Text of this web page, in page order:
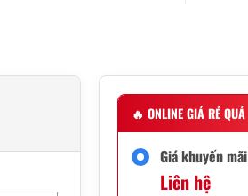
🔥 ONLINE GIÁ RẺ QUÁ
Giá khuyến mãi
Liên hệ